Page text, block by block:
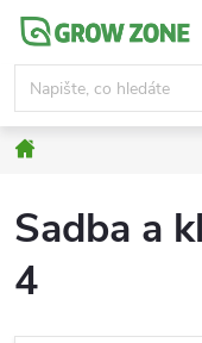
Přejít
obsah
Sadba a
4